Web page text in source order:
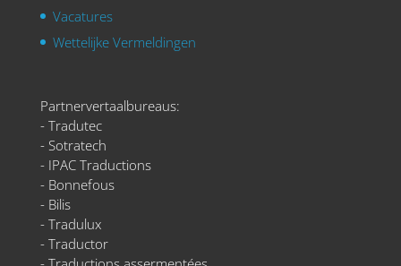
Vacatures
Wettelijke Vermeldingen
Partnervertaalbureaus:
- Tradutec
- Sotratech
- IPAC Traductions
- Bonnefous
- Bilis
- Tradulux
- Traductor